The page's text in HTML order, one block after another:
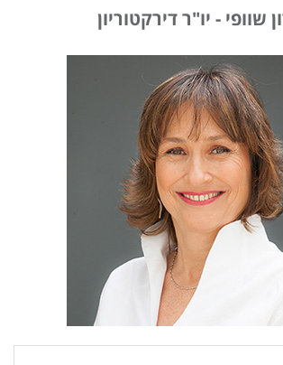
שוופי - יו"ר דירקטוריון